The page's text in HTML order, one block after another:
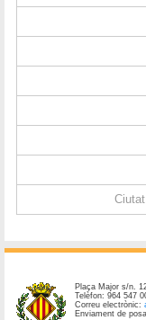
Plaça Major s/n.
Telèfon: 964 547
Correu electrònic:
Enviament de